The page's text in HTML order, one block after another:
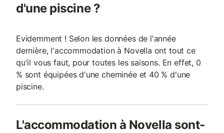
d'une piscine ?
Evidemment ! Selon les données de l'année
dernière, l'accommodation à Novella ont tout ce
qu'il vous faut, pour toutes les saisons. En effet, 0
% sont équipées d'une cheminée et 40 % d'une
piscine.
L'accommodation à Novella sont-